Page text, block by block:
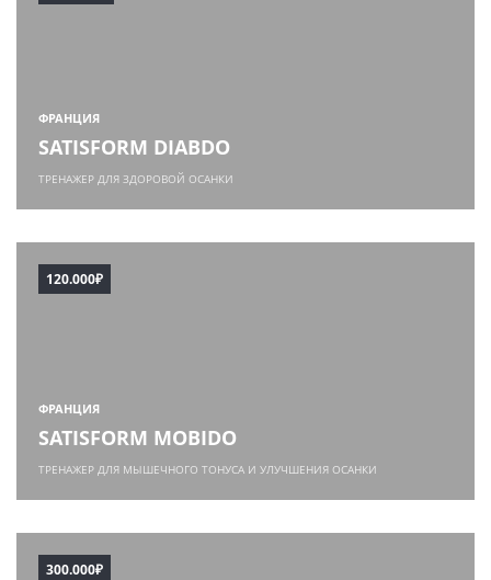
ФРАНЦИЯ
SATISFORM DIABDO
ТРЕНАЖЕР ДЛЯ ЗДОРОВОЙ ОСАНКИ
120.000₽
ФРАНЦИЯ
SATISFORM MOBIDO
ТРЕНАЖЕР ДЛЯ МЫШЕЧНОГО ТОНУСА И УЛУЧШЕНИЯ ОСАНКИ
300.000₽